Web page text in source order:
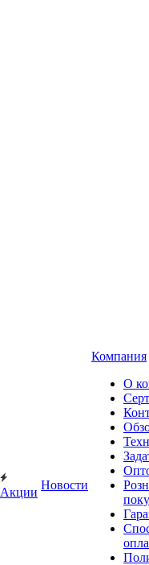
Акции
Новости
Компания
О